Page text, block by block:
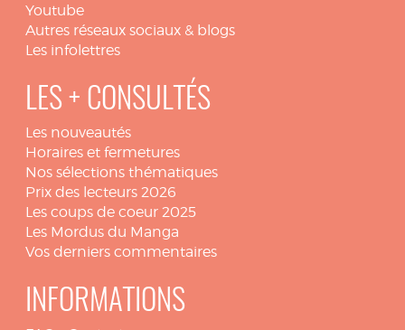
Youtube
Autres réseaux sociaux & blogs
Les infolettres
LES + CONSULTÉS
Les nouveautés
Horaires et fermetures
Nos sélections thématiques
Prix des lecteurs 2026
Les coups de coeur 2025
Les Mordus du Manga
Vos derniers commentaires
INFORMATIONS